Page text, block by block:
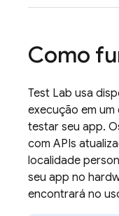
Como
Test Lab usa
execução em
testar seu app.
com APIs
localidade
seu app no
encontrará no